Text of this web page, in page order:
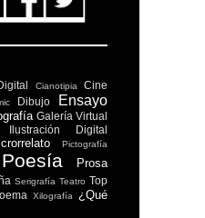
Cianotipia Cine
Dibujo Ensayo
Galería Virtual
Ilustración Digital
Pictografía
Poesía
Prosa
Serigrafía Teatro Top
Xilografía
¿Qué